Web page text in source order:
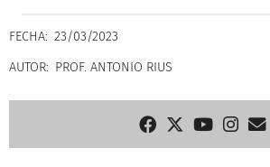
FECHA
23/03/2023
AUTOR
PROF. ANTONIO RIUS